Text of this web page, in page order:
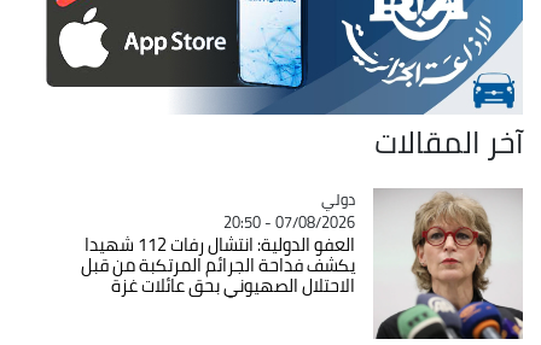
آخر المقالات
Catégorie
دولي
07/08/2026 - 20:50
العفو الدولية: انتشال رفات 112 شهيدا
يكشف فداحة الجرائم المرتكبة من قبل
الاحتلال الصهيوني بحق عائلات غزة